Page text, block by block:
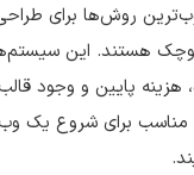
روش‌ها برای
هستند. این
هزینه پایین و وجود
مناسب برای شروع یک